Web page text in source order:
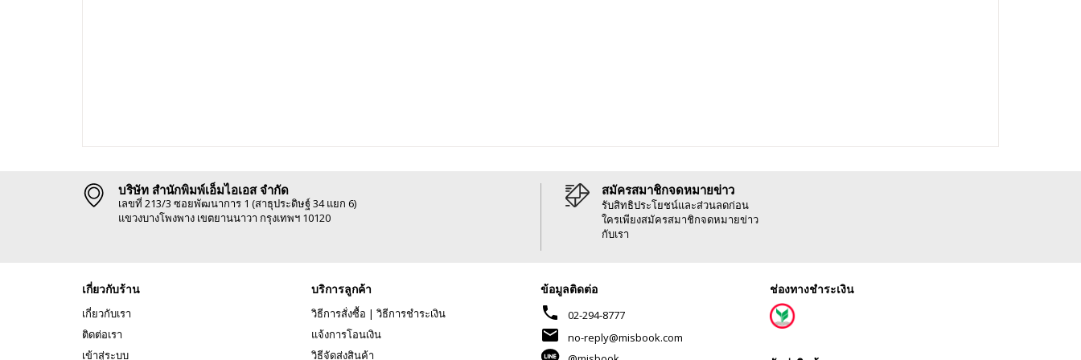
บริษัท สำนักพิมพ์เอ็มไอเอส จำกัด
เลขที่ 213/3 ซอยพัฒนาการ 1 (สาธุประดิษฐ์ 34 แยก 6)
แขวงบางโพงพาง เขตยานนาวา กรุงเทพฯ 10120
สมัครสมาชิกจดหมายข่าว
รับสิทธิประโยชน์และส่วนลดก่อน
ใครเพียงสมัครสมาชิกจดหมายข่าว
กับเรา
เกี่ยวกับร้าน
เกี่ยวกับเรา
ติดต่อเรา
เข้าสู่ระบบ
บริการลูกค้า
วิธีการสั่งซื้อ | วิธีการชำระเงิน
แจ้งการโอนเงิน
วิธีจัดส่งสินค้า
ข้อมูลติดต่อ
phone 02-294-8777
mail
no-reply@misbook.com
ช่องทางชำระเงิน